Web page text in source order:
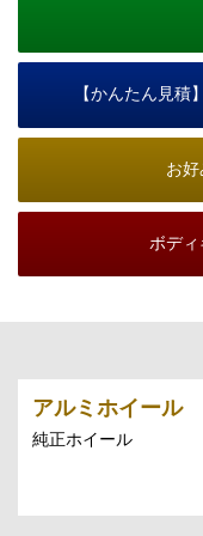
【かんたん見
お
ボデ
アルミホイール
純正ホイール